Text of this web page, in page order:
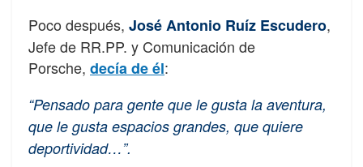
Poco después, José Antonio Ruíz Escudero,
Jefe de RR.PP. y Comunicación de
Porsche, decía de él:
“Pensado para gente que le gusta la aventura,
que le gusta espacios grandes, que quiere
deportividad…”.